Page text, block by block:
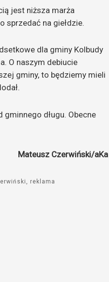
jest niższa marża
sprzedać na giełdzie.
dla gminy Kolbudy
O naszym debiucie
gminy, to będziemy mieli
długu. Obecne
Mateusz Czerwiński/aKa
reklama